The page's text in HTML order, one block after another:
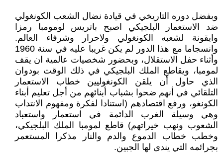
وبفضل دوره التاريخي في قيادة نضال الشعب الكونغولي
ضد الاستعمار البلجيكي اصبح باتريس لومومبا رمزا
وايقونة لشعبه الكونغولي ولاحرار وشرفاء العالم.
وانسجاما مع هذا الدور لم يكن غريبا عليه في سنة 1960
وأثناء حفل الاستقلال، وبحضور شخصيات عالمية ان يقف
لمومبا، ويقاطع الملك البلجيكي في ذلك الوقت بودوان
الذي حاول أن يلقن الكونغوليين خطاب الاستعمار
التلقائي في أنهم ضحوا بشباب أبنائهم من أجل تعليم أبناء
الكونغو، ورفع اقتصادهم (استنادا لفكرة ومفهوم الانتداب
وهي وسيلة الغرب الدائمة في استعمار واستعباد
الشعوب ونهب خيراتهم) قاطع لمومبا الملك البلجيكي،
وخطب خطاب الدموع والدم والنار مذكرا المستعمر
بجرائمه التي يندى لها الجبين.